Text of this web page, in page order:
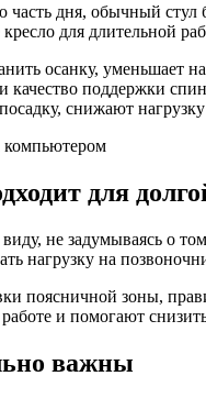
дня, обычный стул
для длительной
осанку, уменьшает
поддержки
снижают
для
не задумываясь о
нагрузку на
поясничной зоны,
и помогают
важны